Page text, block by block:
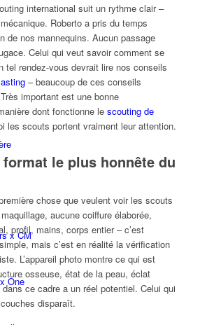
x CM
One
international suit un rythme clair –
Roberto a pris du temps
de nos mannequins. Aucun passage
Celui qui veut savoir comment se
tel rendez-vous devrait lire nos conseils
– beaucoup de ces conseils
important est une bonne
dont fonctionne le scouting de
les scouts portent vraiment leur attention.
le plus honnête du
chose que veulent voir les scouts
aucune coiffure élaborée,
profil, mains, corps entier – c’est
mais c’est en réalité la vérification
L’appareil photo montre ce qui est
osseuse, état de la peau, éclat
ce cadre a un réel potentiel. Celui qui
disparaît.